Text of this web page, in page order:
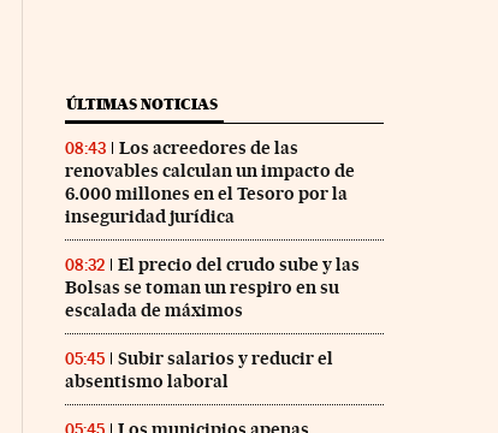
en Facebook
Días en Twitter
ÚLTIMAS NOTICIAS
08:43
Los acreedores de las
renovables calculan un impacto de
6.000 millones en el Tesoro por la
inseguridad jurídica
08:32
El precio del crudo sube y las
Bolsas se toman un respiro en su
escalada de máximos
05:45
Subir salarios y reducir el
absentismo laboral